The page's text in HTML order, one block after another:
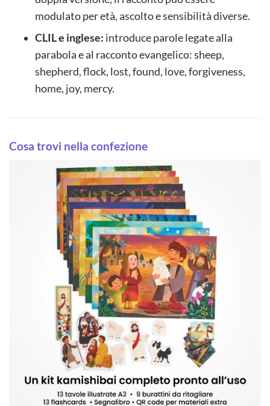
modulato per età, ascolto e sensibilità diverse.
CLIL e inglese: introduce parole legate alla
parabola e al racconto evangelico: sheep,
shepherd, flock, lost, found, love, forgiveness,
home, joy, mercy.
Cosa trovi nella confezione